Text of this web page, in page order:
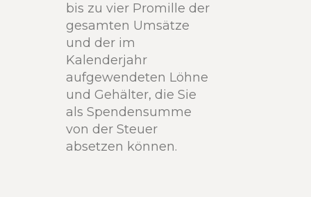
bis zu vier Promille der
gesamten Umsätze
und der im
Kalenderjahr
aufgewendeten Löhne
und Gehälter, die Sie
als Spendensumme
von der Steuer
absetzen können.